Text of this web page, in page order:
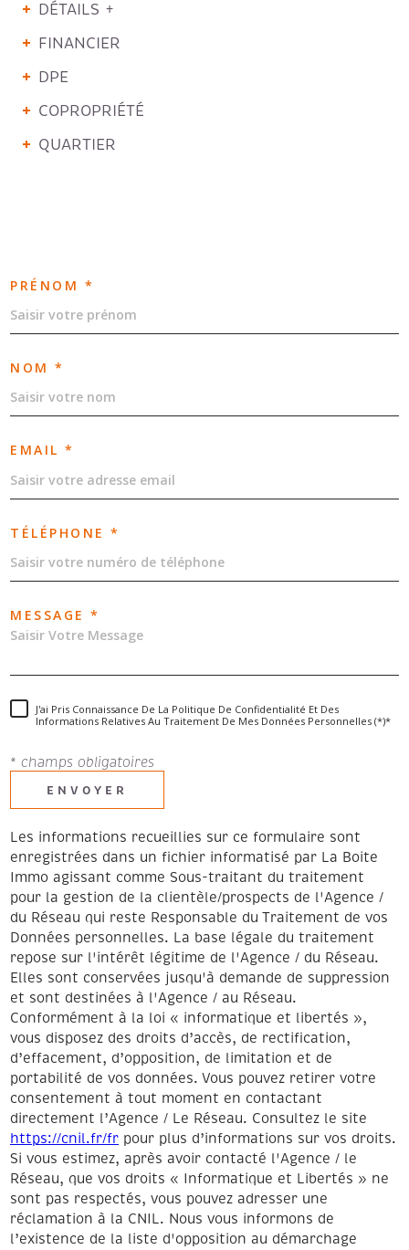
DÉTAILS +
FINANCIER
DPE
COPROPRIÉTÉ
QUARTIER
PRÉNOM *
NOM *
EMAIL *
TÉLÉPHONE *
MESSAGE *
J'ai Pris Connaissance De La Politique De Confidentialité Et Des
Informations Relatives Au Traitement De Mes Données Personnelles (*)*
* champs obligatoires
ENVOYER
Les informations recueillies sur ce formulaire sont
enregistrées dans un fichier informatisé par La Boite
Immo agissant comme Sous-traitant du traitement
pour la gestion de la clientèle/prospects de l'Agence /
du Réseau qui reste Responsable du Traitement de vos
Données personnelles. La base légale du traitement
repose sur l'intérêt légitime de l'Agence / du Réseau.
Elles sont conservées jusqu'à demande de suppression
et sont destinées à l'Agence / au Réseau.
Conformément à la loi « informatique et libertés »,
vous disposez des droits d’accès, de rectification,
d’effacement, d’opposition, de limitation et de
portabilité de vos données. Vous pouvez retirer votre
consentement à tout moment en contactant
directement l’Agence / Le Réseau. Consultez le site
https://cnil.fr/fr pour plus d’informations sur vos droits.
Si vous estimez, après avoir contacté l'Agence / le
Réseau, que vos droits « Informatique et Libertés » ne
sont pas respectés, vous pouvez adresser une
réclamation à la CNIL. Nous vous informons de
l’existence de la liste d'opposition au démarchage